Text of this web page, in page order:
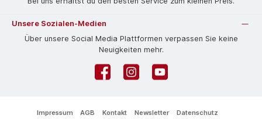
Unsere Sozialen-Medien
Über unsere Social Media Plattformen verpassen Sie keine
Neuigkeiten mehr.
FacebookInstagramYouTube
Impressum AGB Kontakt Newsletter
Datenschutz